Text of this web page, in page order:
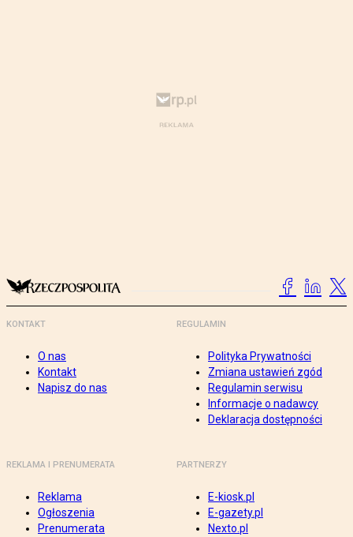
KONTAKT
O nas
Kontakt
Napisz do nas
REGULAMIN
Polityka Prywatności
Zmiana ustawień zgód
Regulamin serwisu
Informacje o nadawcy
Deklaracja dostępności
REKLAMA I PRENUMERATA
Reklama
Ogłoszenia
Prenumerata
PARTNERZY
E-kiosk.pl
E-gazety.pl
Nexto.pl